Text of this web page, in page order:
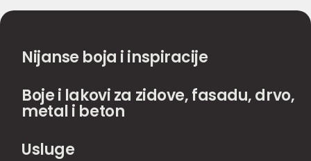
Nijanse boja i inspiracije
Boje i lakovi za zidove, fasadu, drvo,
metal i beton
Usluge